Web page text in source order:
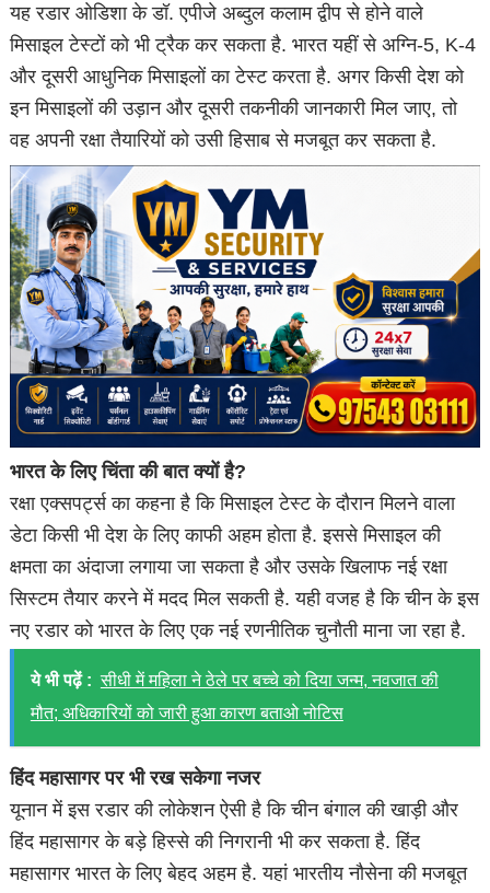
यह रडार ओडिशा के डॉ. एपीजे अब्दुल कलाम द्वीप से होने वाले
मिसाइल टेस्टों को भी ट्रैक कर सकता है. भारत यहीं से अग्नि-5, K-4
और दूसरी आधुनिक मिसाइलों का टेस्ट करता है. अगर किसी देश को
इन मिसाइलों की उड़ान और दूसरी तकनीकी जानकारी मिल जाए, तो
वह अपनी रक्षा तैयारियों को उसी हिसाब से मजबूत कर सकता है.
भारत के लिए चिंता की बात क्यों है?
रक्षा एक्सपर्ट्स का कहना है कि मिसाइल टेस्ट के दौरान मिलने वाला
डेटा किसी भी देश के लिए काफी अहम होता है. इससे मिसाइल की
क्षमता का अंदाजा लगाया जा सकता है और उसके खिलाफ नई रक्षा
सिस्टम तैयार करने में मदद मिल सकती है. यही वजह है कि चीन के इस
नए रडार को भारत के लिए एक नई रणनीतिक चुनौती माना जा रहा है.
ये भी पढ़ें : सीधी में महिला ने ठेले पर बच्चे को दिया जन्म, नवजात की
मौत; अधिकारियों को जारी हुआ कारण बताओ नोटिस
हिंद महासागर पर भी रख सकेगा नजर
यूनान में इस रडार की लोकेशन ऐसी है कि चीन बंगाल की खाड़ी और
हिंद महासागर के बड़े हिस्से की निगरानी भी कर सकता है. हिंद
महासागर भारत के लिए बेहद अहम है. यहां भारतीय नौसेना की मजबूत